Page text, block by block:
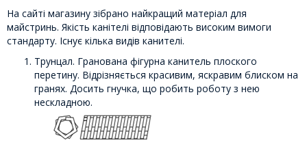
На сайті магазину зібрано найкращий матеріал для
майстринь. Якість канітелі відповідають високим вимоги
стандарту. Існує кілька видів канителі.
Трунцал. Гранована фігурна канитель плоского
перетину. Відрізняється красивим, яскравим блиском на
гранях. Досить гнучка, що робить роботу з нею
нескладною.